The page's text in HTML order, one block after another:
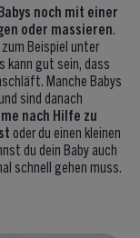
noch mit einer
oder massieren
Beispiel unter
kann gut sein, dass
Manche Babys
sind danach
nach Hilfe zu
oder du einen kleinen
du dein Baby auch
schnell gehen muss.